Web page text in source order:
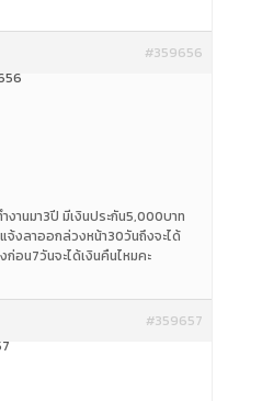
#359656
งานมา3ปี มีเงินประกัน5,000บาท
จ้งลาออกล่วงหน้า30วันถึงจะได้
อน7วันจะได้เงินคืนไหมคะ
#359657